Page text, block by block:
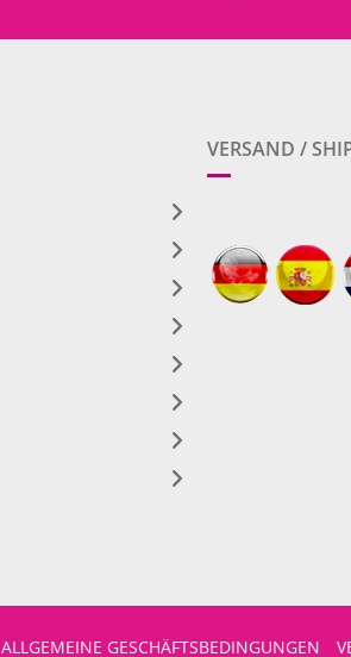
VERSAND /
ALLGEMEINE GESCHÄFTSBEDINGUNGEN